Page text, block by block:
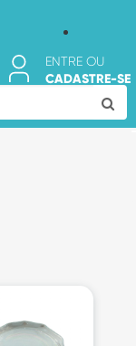
ENTRE OU
CADASTRE-SE